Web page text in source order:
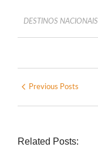
DESTINOS NACIONAIS
Previous Posts
Related Posts: